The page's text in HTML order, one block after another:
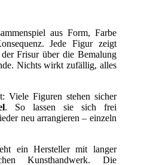
aus Form, Farbe
Jede Figur zeigt
Frisur über die Bemalung
Nichts wirkt zufällig, alles
Viele Figuren stehen sicher
. So lassen sie sich frei
neu arrangieren – einzeln
ein Hersteller mit langer
Kunsthandwerk. Die